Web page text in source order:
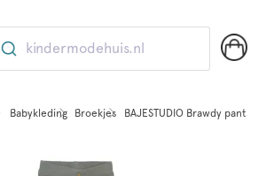
kindermodehuis.nl
Babykleding Broekjes BAJESTUDIO Brawdy pants